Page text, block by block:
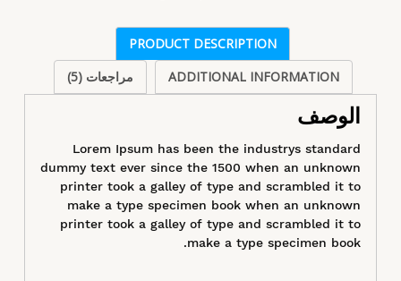
PRODUCT DESCRIPTION
ADDITIONAL INFORMATION
مراجعات (5)
الوصف
Lorem Ipsum has been the industrys standard
dummy text ever since the 1500 when an unknown
printer took a galley of type and scrambled it to
make a type specimen book when an unknown
printer took a galley of type and scrambled it to
make a type specimen book.